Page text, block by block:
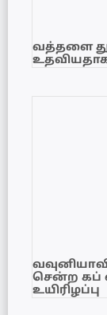
வத்தளை
சென்ற கப்
உயிரிழப்பு